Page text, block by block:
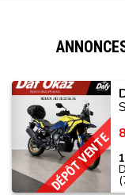
DÉPÔT VENTE